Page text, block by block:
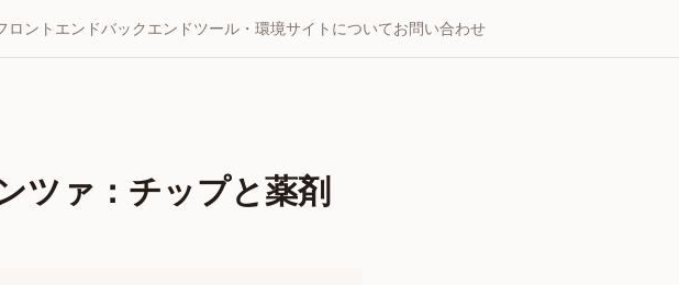
ロントエンドバックエンドツール・環境サイトについてお問い合わせ
ツァ：チップと薬剤